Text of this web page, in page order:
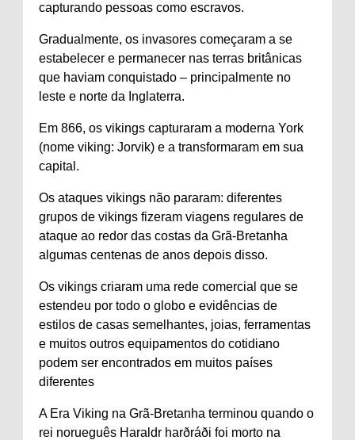
capturando pessoas como escravos.
Gradualmente, os invasores começaram a se
estabelecer e permanecer nas terras britânicas
que haviam conquistado – principalmente no
leste e norte da Inglaterra.
Em 866, os vikings capturaram a moderna York
(nome viking: Jorvik) e a transformaram em sua
capital.
Os ataques vikings não pararam: diferentes
grupos de vikings fizeram viagens regulares de
ataque ao redor das costas da Grã-Bretanha
algumas centenas de anos depois disso.
Os vikings criaram uma rede comercial que se
estendeu por todo o globo e evidências de
estilos de casas semelhantes, joias, ferramentas
e muitos outros equipamentos do cotidiano
podem ser encontrados em muitos países
diferentes
A Era Viking na Grã-Bretanha terminou quando o
rei norueguês Haraldr harðráði foi morto na